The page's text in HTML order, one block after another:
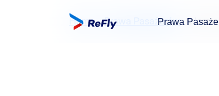
Prawa
Home Prawa Pasażerów